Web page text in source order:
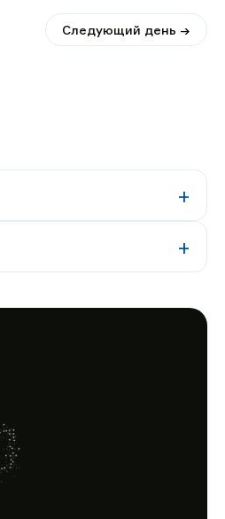
Следующий день →